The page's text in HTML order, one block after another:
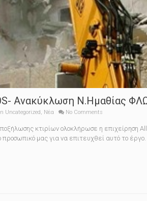
Ανακύκλωση Ν.Ημαθίας
In Uncategorized , Νέα No Comments
κτιρίων ολοκλήρωσε η επιχείρηση
μας για να επιτευχθεί αυτό το έργο.